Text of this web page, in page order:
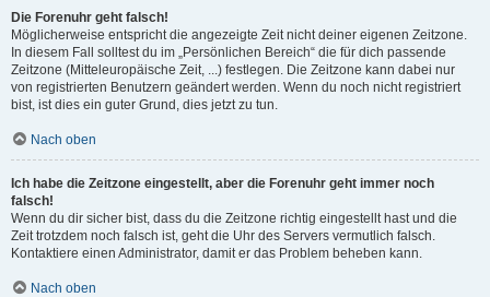
Die Forenuhr geht falsch!
Möglicherweise entspricht die angezeigte Zeit nicht deiner eigenen Zeitzone.
In diesem Fall solltest du im „Persönlichen Bereich“ die für dich passende
Zeitzone (Mitteleuropäische Zeit, ...) festlegen. Die Zeitzone kann dabei nur
von registrierten Benutzern geändert werden. Wenn du noch nicht registriert
bist, ist dies ein guter Grund, dies jetzt zu tun.
Nach oben
Ich habe die Zeitzone eingestellt, aber die Forenuhr geht immer noch
falsch!
Wenn du dir sicher bist, dass du die Zeitzone richtig eingestellt hast und die
Zeit trotzdem noch falsch ist, geht die Uhr des Servers vermutlich falsch.
Kontaktiere einen Administrator, damit er das Problem beheben kann.
Nach oben